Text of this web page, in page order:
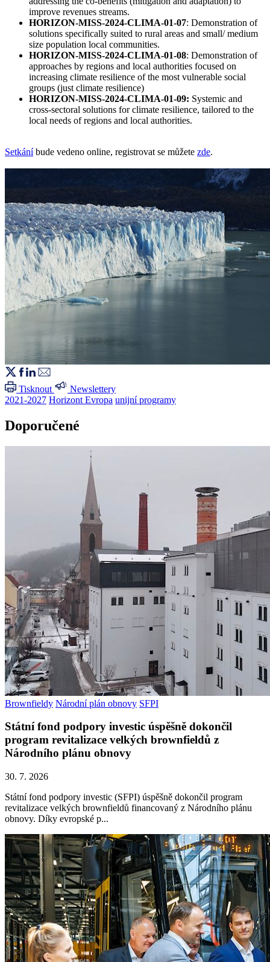
improve revenues streams​.
HORIZON-MISS-2024-CLIMA-01-07​: Demonstration of
solutions specifically suited to rural areas and small/ medium
size population local communities​.
HORIZON-MISS-2024-CLIMA-01-08​: Demonstration of
approaches by regions and local authorities focused on
increasing climate resilience of the most vulnerable social
groups (just climate resilience)​
HORIZON-MISS-2024-CLIMA-01-09​: Systemic and
cross-sectoral solutions for climate resilience, tailored to the
local needs of regions and local authorities​.
Setkáníbude vedeno online, registrovat se můžete zde.
Tisknout
Newslettery
2021-2027 Horizont Evropa unijní programy
Doporučené
Brownfieldy Národní plán obnovy SFPI
Státní fond podpory investic úspěšně dokončil
program revitalizace velkých brownfieldů z
Národního plánu obnovy
30. 7. 2026
Státní fond podpory investic (SFPI) úspěšně dokončil program
revitalizace velkých brownfieldů financovaný z Národního plánu
obnovy. Díky evropské p...